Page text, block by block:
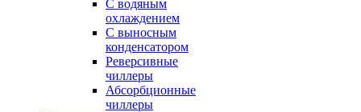
С водяным
охлаждением
С выносным
конденсатором
Реверсивные
чиллеры
Абсорбционные
чиллеры